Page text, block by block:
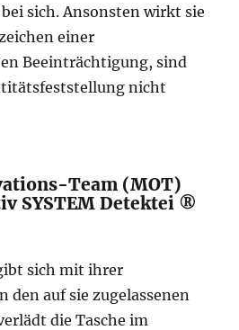
sich. Ansonsten wirkt sie
einer
Beeinträchtigung, sind
nicht
Team (MOT)
SYSTEM Detektei ®
sich mit ihrer
den auf sie zugelassenen
die Tasche im